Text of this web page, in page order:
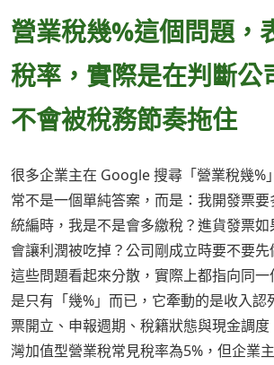
營業稅幾%這個問題，
稅率，實際是在判斷公
不會被稅務節奏拖住
很多企業主在 Google 搜尋「營業稅幾%
常不是一個單純答案，而是：我開發票
統編時，我是不是會多繳稅？進貨發票
會讓利潤被吃掉？公司剛成立時要不要先
這些問題看起來分散，實際上都指向同
是只有「幾%」而已，它牽動的是收入認
票開立、申報週期、稅籍狀態與現金調
灣加值型營業稅常見稅率為5%，但企業